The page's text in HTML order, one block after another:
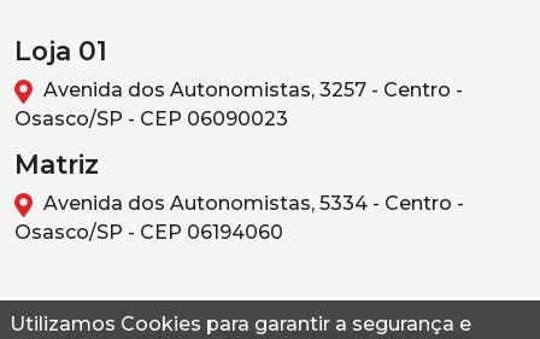
Utilizamos Cookies para garantir a segurança e
Loja 01
Avenida dos Autonomistas, 3257 - Centro -
Osasco/SP - CEP 06090023
Matriz
Avenida dos Autonomistas, 5334 - Centro -
Osasco/SP - CEP 06194060